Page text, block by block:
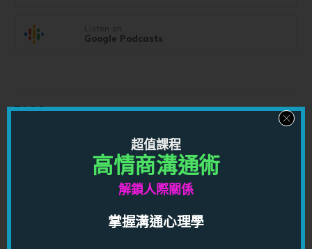
Listen on
Google Podcasts
TAGS
你可能也喜歡...
超值課程
高情商溝通術
解鎖人際關係
掌握溝通心理學